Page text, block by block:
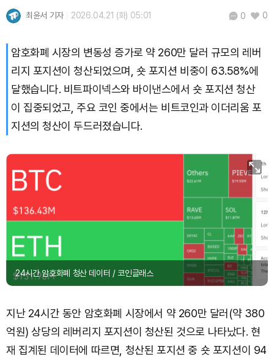
Dogecoin (DOGE) ₩99.19(-0.86%)
Bitcoin (BTC) ₩ 91,771,439(+0.21%)
최윤서 기자 2026.04.21 (화) 05:01 0 0
암호화폐 시장의 변동성 증가로 약 260만 달러 규모의 레버
리지 포지션이 청산되었으며, 숏 포지션 비중이 63.58%에
달했습니다. 비트파이넥스와 바이낸스에서 숏 포지션 청산
이 집중되었고, 주요 코인 중에서는 비트코인과 이더리움 포
지션의 청산이 두드러졌습니다.
24시간 암호화폐 청산 데이터 / 코인글래스
지난 24시간 동안 암호화폐 시장에서 약 260만 달러(약 380
억원) 상당의 레버리지 포지션이 청산된 것으로 나타났다. 현
재 집계된 데이터에 따르면, 청산된 포지션 중 숏 포지션이 94